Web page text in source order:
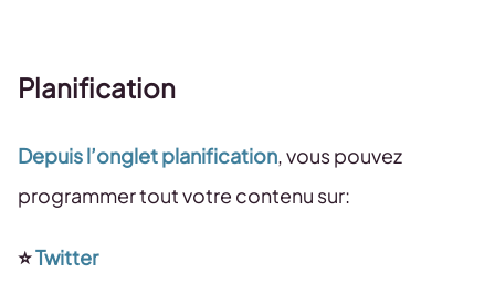
Planification
Depuis l’onglet planification, vous pouvez
programmer tout votre contenu sur:
⭐️Twitter